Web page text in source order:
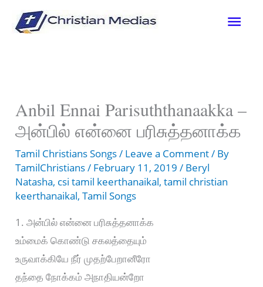
Anbil Ennai Parisuththanaakka –
அன்பில் என்னை பரிசுத்தனாக்க
Tamil Christians Songs/ Leave a Comment/ By
TamilChristians/ February 11, 2019/ Beryl
Natasha, csi tamil keerthanaikal,tamil christian
keerthanaikal,Tamil Songs
1. அன்பில் என்னை பரிசுத்தனாக்க
உம்மைக் கொண்டு சகலத்தையும்
உருவாக்கியே நீர் முதற்பேறானீரோ
தந்தை நோக்கம் அநாதியன்றோ